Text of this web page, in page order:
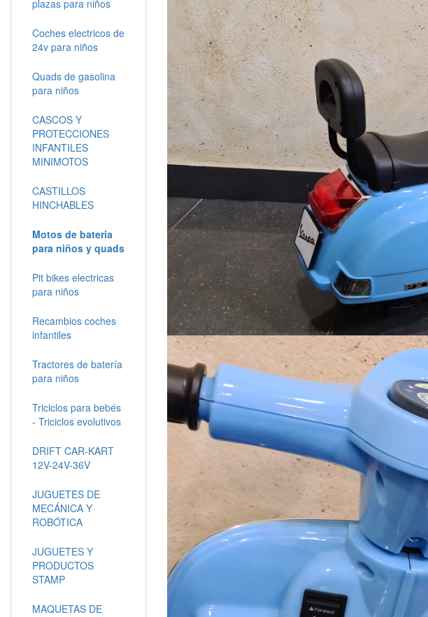
plazas para niños
Coches electricos de
24v para niños
Quads de gasolina
para niños
CASCOS Y
PROTECCIONES
INFANTILES
MINIMOTOS
CASTILLOS
HINCHABLES
Motos de bateria
para niños y quads
Pit bikes electricas
para niños
Recambios coches
infantiles
Tractores de batería
para niños
Triciclos para bebés
- Triciclos evolutivos
DRIFT CAR-KART
12V-24V-36V
JUGUETES DE
MECÁNICA Y
ROBÓTICA
JUGUETES Y
PRODUCTOS
STAMP
MAQUETAS DE